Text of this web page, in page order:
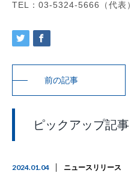
TEL：03-5324-5666（代表）
前の記事
ピックアップ記事
2024.01.04 ニュースリリース